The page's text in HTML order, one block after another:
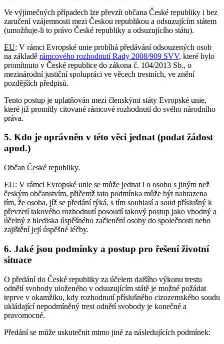
Ve výjimečných případech lze převzít občana České republiky i bez
zaručení vzájemnosti mezi Českou republikou a odsuzujícím státem
(umožňuje-li to právo České republiky a odsuzujícího státu).
EU: V rámci Evropské unie probíhá předávání odsouzených osob
na základě rámcového rozhodnutí Rady 2008/909 SVV, které bylo
promítnuto v České republice do zákona č. 104/2013 Sb., o
mezinárodní justiční spolupráci ve věcech trestních, ve znění
pozdějších předpisů.
Tento postup je uplatňován mezi členskými státy Evropské unie,
které již promítly citované rámcové rozhodnutí do svého národního
práva.
5. Kdo je oprávněn v této věci jednat (podat žádost
apod.)
Občan České republiky.
EU: V rámci Evropské unie se může jednat i o osobu s jiným než
českým občanstvím, přičemž tato podmínka může být nahrazena
tím, že osoba, jíž se předání týká, s tím souhlasí a soud příslušný k
převzetí takového rozhodnutí posoudí takový postup jako vhodný a
účelný z hlediska úspěšného začlenění osoby do společnosti nebo
zajištění její úspěšné léčby.
6. Jaké jsou podmínky a postup pro řešení životní
situace
O předání do České republiky za účelem dalšího výkonu trestu
odnětí svobody uloženého v odsuzujícím státě je možné požádat
teprve v okamžiku, kdy rozhodnutí příslušného cizozemského soudu
ukládající nepodmíněný trest odnětí svobody je konečné a
pravomocné.
Předání se může uskutečnit mimo jiné za následujících podmínek: